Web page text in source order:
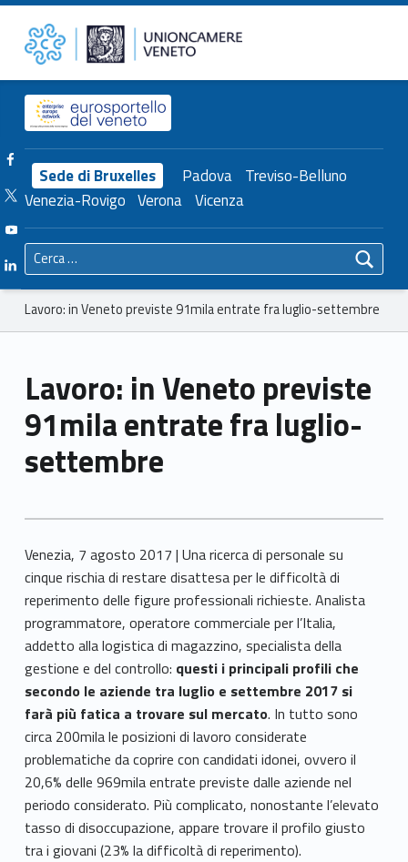
Lavoro: in Veneto previste 91mila entrate fra luglio-settembre – Unioncamere del Veneto Unioncamere del Veneto
Header info sidebar
Sede di Bruxelles Padova Treviso-Belluno
Venezia-Rovigo Verona Vicenza
Facebook Unioncamere Veneto
Twitter Unioncamere Veneto
Youtube Unioncamere Veneto
Linkedin Unioncamere Veneto
Ricerca per:
Breadcrumbs navigation
Lavoro: in Veneto previste 91mila entrate fra luglio-settembre
Lavoro: in Veneto previste
91mila entrate fra luglio-
settembre
Venezia, 7 agosto 2017 | Una ricerca di personale su
cinque rischia di restare disattesa per le difficoltà di
reperimento delle figure professionali richieste. Analista
programmatore, operatore commerciale per l’Italia,
addetto alla logistica di magazzino, specialista della
gestione e del controllo: questi i principali profili che
secondo le aziende tra luglio e settembre 2017 si
farà più fatica a trovare sul mercato. In tutto sono
circa 200mila le posizioni di lavoro considerate
problematiche da coprire con candidati idonei, ovvero il
20,6% delle 969mila entrate previste dalle aziende nel
periodo considerato. Più complicato, nonostante l’elevato
tasso di disoccupazione, appare trovare il profilo giusto
tra i giovani (23% la difficoltà di reperimento).